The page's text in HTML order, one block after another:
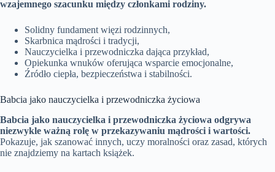
wzajemnego szacunku między członkami rodziny.
Solidny fundament więzi rodzinnych,
Skarbnica mądrości i tradycji,
Nauczycielka i przewodniczka dająca przykład,
Opiekunka wnuków oferująca wsparcie emocjonalne,
Źródło ciepła, bezpieczeństwa i stabilności.
Babcia jako nauczycielka i przewodniczka życiowa
Babcia jako nauczycielka i przewodniczka życiowa odgrywa
niezwykle ważną rolę w przekazywaniu mądrości i wartości.
Pokazuje, jak szanować innych, uczy moralności oraz zasad, których
nie znajdziemy na kartach książek.